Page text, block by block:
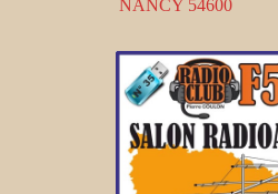
NANCY 54600